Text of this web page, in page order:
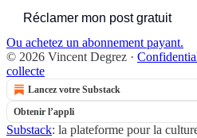
Réclamer mon post gratuit
Ou achetez un abonnement payant.
© 2026 Vincent Degrez ·
collecte
Lancez votre Substack
Obtenir l’appli
Substack: la plateforme pour la